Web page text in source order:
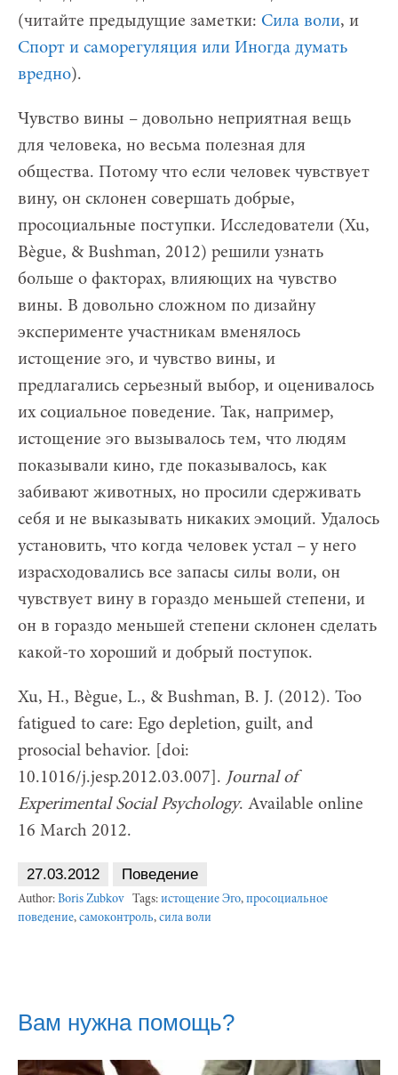
(читайте предыдущие заметки: Сила воли, и
Спорт и саморегуляция или Иногда думать
вредно).
Чувство вины – довольно неприятная вещь
для человека, но весьма полезная для
общества. Потому что если человек чувствует
вину, он склонен совершать добрые,
просоциальные поступки. Исследователи (Xu,
Bègue, & Bushman, 2012) решили узнать
больше о факторах, влияющих на чувство
вины. В довольно сложном по дизайну
эксперименте участникам вменялось
истощение эго, и чувство вины, и
предлагались серьезный выбор, и оценивалось
их социальное поведение. Так, например,
истощение эго вызывалось тем, что людям
показывали кино, где показывалось, как
забивают животных, но просили сдерживать
себя и не выказывать никаких эмоций. Удалось
установить, что когда человек устал – у него
израсходовались все запасы силы воли, он
чувствует вину в гораздо меньшей степени, и
он в гораздо меньшей степени склонен сделать
какой-то хороший и добрый поступок.
Xu, H., Bègue, L., & Bushman, B. J. (2012). Too
fatigued to care: Ego depletion, guilt, and
prosocial behavior. [doi:
10.1016/j.jesp.2012.03.007]. Journal of
Experimental Social Psychology. Available online
16 March 2012.
27.03.2012 Поведение
Author: Boris Zubkov Tags: истощение Эго, просоциальное
поведение, самоконтроль, сила воли
Вам нужна помощь?